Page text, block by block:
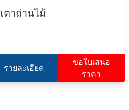
เตาถ่านไม้
รายละเอียด
ขอใบเสนอ
ราคา